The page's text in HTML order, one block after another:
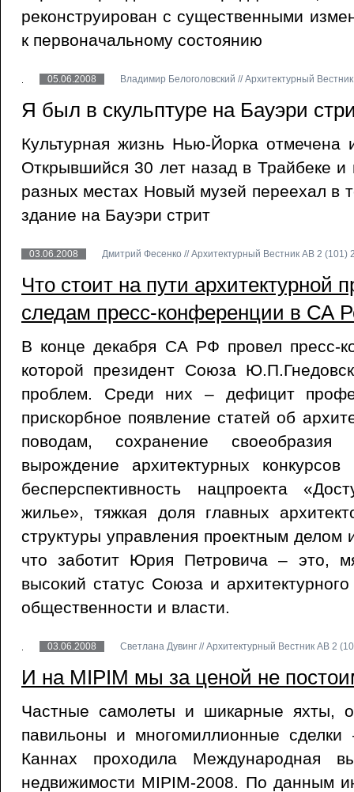
реконструирован с существенными
к первоначальному состоянию
05.06.2008 Владимир Белоголовский // Архитектурный
Я был в скульптуре на Бауэри
Культурная жизнь Нью-Йорка отмечена
Открывшийся 30 лет назад в Трайбеке
разных местах Новый музей переехал в
здание на Бауэри стрит
03.06.2008 Дмитрий Фесенко // Архитектурный Вестник АВ 2 (101)
Что стоит на пути архитектурной
следам пресс-конференции в СА
В конце декабря СА РФ провел пресс-
которой президент Союза
проблем. Среди них – дефицит
прискорбное появление статей об
поводам, сохранение своеобразия
вырождение архитектурных
бесперспективность нацпроекта
жилье», тяжкая доля главных
структуры управления проектным
что заботит Юрия Петровича – это,
высокий статус Союза и
общественности и власти.
03.06.2008 Светлана Дувинг // Архитектурный Вестник АВ 2
И на MIPIM мы за ценой не
Частные самолеты и шикарные яхты,
павильоны и многомиллионные сделки
Каннах проходила Международная
недвижимости MIPIM-2008. По данным